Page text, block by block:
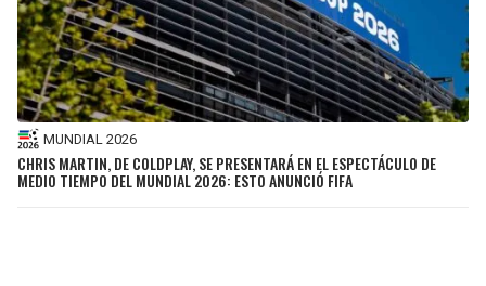
MUNDIAL 2026
CHRIS MARTIN, DE COLDPLAY, SE PRESENTARÁ EN EL ESPECTÁCULO DE
MEDIO TIEMPO DEL MUNDIAL 2026: ESTO ANUNCIÓ FIFA